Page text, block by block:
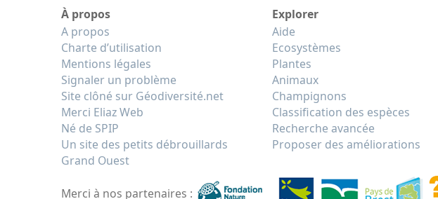
À propos
A propos
Charte d’utilisation
Mentions légales
Signaler un problème
Site clôné sur Géodiversité.net
Merci Eliaz Web
Né de SPIP
Un site des petits débrouillards
Grand Ouest
Explorer
Aide
Ecosystèmes
Plantes
Animaux
Champignons
Classification des espèces
Recherche avancée
Proposer des améliorations
Merci à nos partenaires :